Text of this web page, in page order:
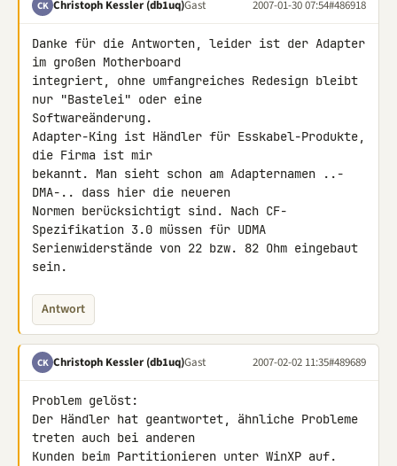
CK Christoph Kessler (db1uq)Gast 2007-01-30 07:54#486918
Danke für die Antworten, leider ist der Adapter
im großen Motherboard
integriert, ohne umfangreiches Redesign bleibt
nur "Bastelei" oder eine
Softwareänderung.
Adapter-King ist Händler für Esskabel-Produkte,
die Firma ist mir
bekannt. Man sieht schon am Adapternamen ..-
DMA-.. dass hier die neueren
Normen berücksichtigt sind. Nach CF-
Spezifikation 3.0 müssen für UDMA
Serienwiderstände von 22 bzw. 82 Ohm eingebaut
sein.
Antwort
CK Christoph Kessler (db1uq)Gast 2007-02-02 11:35#489689
Problem gelöst:
Der Händler hat geantwortet, ähnliche Probleme
treten auch bei anderen
Kunden beim Partitionieren unter WinXP auf.